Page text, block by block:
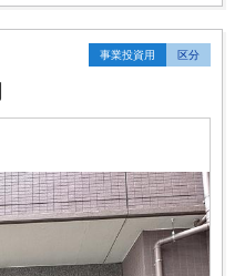
事業投資用 区分